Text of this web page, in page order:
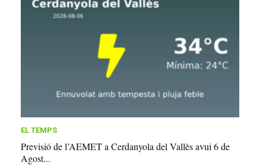
EL TEMPS
Previsió de l’AEMET a Cerdanyola del Vallès avui 6 de
Agost...